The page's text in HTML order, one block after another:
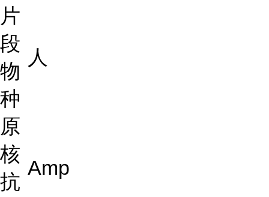
片
段
物
种
人
原
核
抗
Amp